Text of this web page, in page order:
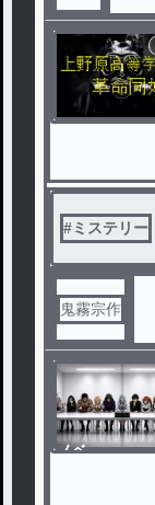
#ミステリー
鬼霧宗作
ノベ